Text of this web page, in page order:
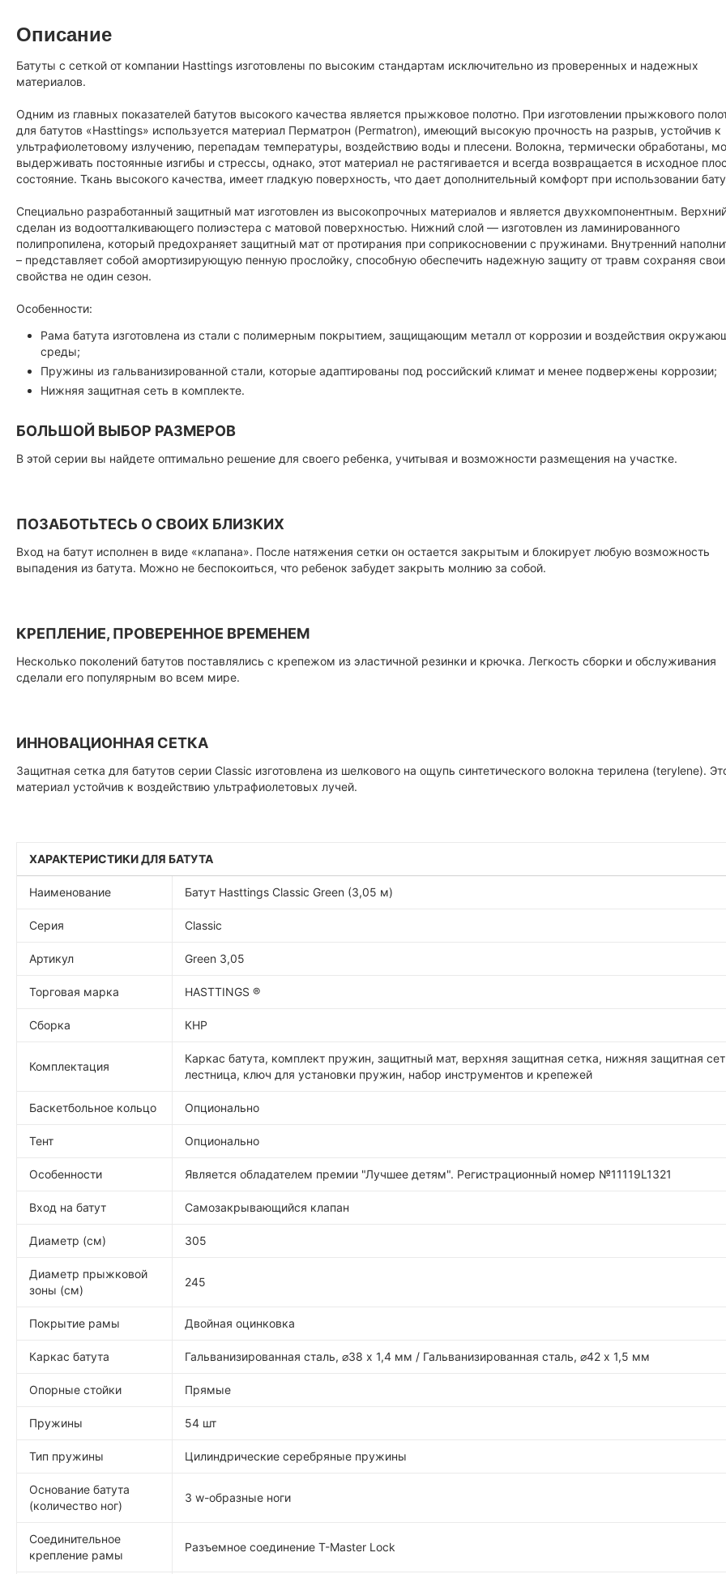
Описание
Батуты с сеткой от компании Hasttings изготовлены по высоким стандартам исключительно из проверенных и надежных
материалов.
Одним из главных показателей батутов высокого качества является прыжковое полотно. При изготовлении прыжкового
для батутов «Hasttings» используется материал Перматрон (Permatron), имеющий высокую прочность на разрыв, устойчив к
ультрафиолетовому излучению, перепадам температуры, воздействию воды и плесени. Волокна, термически обработаны,
выдерживать постоянные изгибы и стрессы, однако, этот материал не растягивается и всегда возвращается в исходное
состояние. Ткань высокого качества, имеет гладкую поверхность, что дает дополнительный комфорт при использовании
Специально разработанный защитный мат изготовлен из высокопрочных материалов и является двухкомпонентным.
сделан из водоотталкивающего полиэстера с матовой поверхностью. Нижний слой — изготовлен из ламинированного
полипропилена, который предохраняет защитный мат от протирания при соприкосновении с пружинами. Внутренний
– представляет собой амортизирующую пенную прослойку, способную обеспечить надежную защиту от травм сохраняя свои
свойства не один сезон.
Особенности:
Рама батута изготовлена из стали с полимерным покрытием, защищающим металл от коррозии и воздействия
среды;
Пружины из гальванизированной стали, которые адаптированы под российский климат и менее подвержены коррозии;
Нижняя защитная сеть в комплекте.
БОЛЬШОЙ ВЫБОР РАЗМЕРОВ
В этой серии вы найдете оптимально решение для своего ребенка, учитывая и возможности размещения на участке.
ПОЗАБОТЬТЕСЬ О СВОИХ БЛИЗКИХ
Вход на батут исполнен в виде «клапана». После натяжения сетки он остается закрытым и блокирует любую возможность
выпадения из батута. Можно не беспокоиться, что ребенок забудет закрыть молнию за собой.
КРЕПЛЕНИЕ, ПРОВЕРЕННОЕ ВРЕМЕНЕМ
Несколько поколений батутов поставлялись с крепежом из эластичной резинки и крючка. Легкость сборки и обслуживания
сделали его популярным во всем мире.
ИННОВАЦИОННАЯ СЕТКА
Защитная сетка для батутов серии Classic изготовлена из шелкового на ощупь синтетического волокна терилена (terylene).
материал устойчив к воздействию ультрафиолетовых лучей.
ХАРАКТЕРИСТИКИ ДЛЯ БАТУТА
Наименование Батут Hasttings Classic Green (3,05 м)
Серия Classic
Артикул Green 3,05
Торговая марка HASTTINGS ®
Сборка КНР
Комплектация
Каркас батута, комплект пружин, защитный мат, верхняя защитная сетка, нижняя защитная
лестница, ключ для установки пружин, набор инструментов и крепежей
Баскетбольное кольцо Опционально
Тент Опционально
Особенности Является обладателем премии "Лучшее детям". Регистрационный номер №11119L1321
Вход на батут Самозакрывающийся клапан
Диаметр (см) 305
Диаметр прыжковой
зоны (см)
245
Покрытие рамы Двойная оцинковка
Каркас батута Гальванизированная сталь, ⌀38 х 1,4 мм / Гальванизированная сталь, ⌀42 х 1,5 мм
Опорные стойки Прямые
Пружины 54 шт
Тип пружины Цилиндрические серебряные пружины
Основание батута
(количество ног)
3 w-образные ноги
Соединительное
крепление рамы
Разъемное соединение T-Master Lock